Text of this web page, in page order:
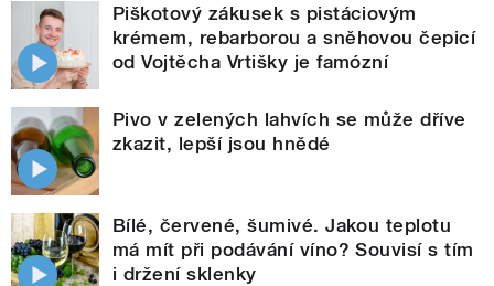
Piškotový zákusek s pistáciovým
krémem, rebarborou a sněhovou čepicí
od Vojtěcha Vrtišky je famózní
Pivo v zelených lahvích se může dříve
zkazit, lepší jsou hnědé
Bílé, červené, šumivé. Jakou teplotu
má mít při podávání víno? Souvisí s tím
i držení sklenky